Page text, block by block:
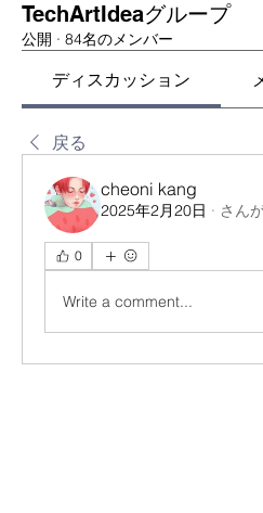
TechArtIdeaグループ
公開 · 84名のメンバー
ディスカッション
戻る
cheoni kang
2025年2月20日 · さん
0
Write a comment...